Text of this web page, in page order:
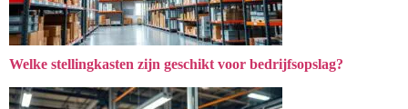
Welke stellingkasten zijn geschikt voor bedrijfsopslag?